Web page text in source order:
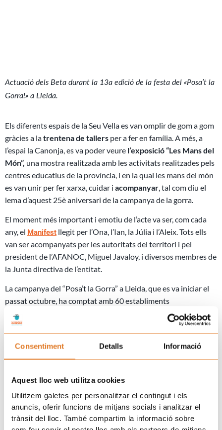
Consentiment Detalls Informació
Aquest lloc web utilitza cookies
Utilitzem galetes per personalitzar el contingut i els
anuncis, oferir funcions de mitjans socials i analitzar el
trànsit del lloc. També compartim la informació sobre
Actuació dels Beta durant la 13a edició de la festa del «Posa’t la
Gorra!» a Lleida.
Els diferents espais de la Seu Vella es van omplir de gom a gom
gràcies a latrentena de tallers per a fer en família. A més, a
l’espai la Canonja, es va poder veure l’exposició “Les Mans del
Món”, una mostra realitzada amb les activitats realitzades pels
centres educatius de la província, i en la qual les mans del món
es van unir per fer xarxa, cuidar i acompanyar , tal com diu el
lema d’aquest 25è aniversari de la campanya de la gorra.
El moment més important i emotiu de l’acte va ser, com cada
any, el Manifest llegit per l’Ona, l’Ian, la Júlia i l’Aleix. Tots ells
van ser acompanyats per les autoritats del territori i pel
president de l’AFANOC, Miguel Javaloy, i diversos membres de
la Junta directiva de l’entitat.
La campanya del “Posa’t la Gorra” a Lleida, que es va iniciar el
passat octubre, ha comptat amb 60 establiments
col·laboradors tant de Lleida ciutat com de la resta de la
província. Entre tots ells, escoles, empreses i entitats s’han